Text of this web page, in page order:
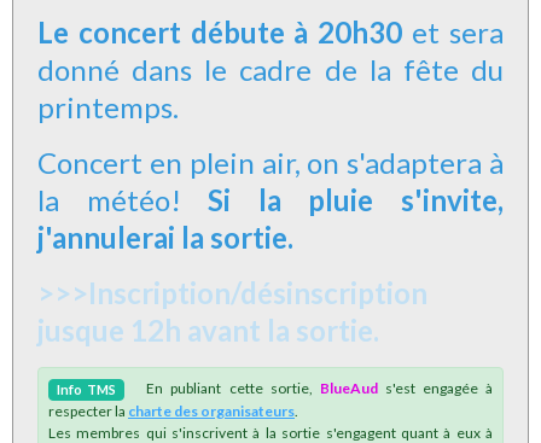
Le concert débute à 20h30 et sera
donné dans le cadre de la fête du
printemps.
Concert en plein air, on s'adaptera à
la météo!Si la pluie s'invite,
j'annulerai la sortie.
>>>Inscription/désinscription
jusque 12h avant la sortie.
Info TMS En publiant cette sortie, BlueAuds'est engagée à
respecter la charte des organisateurs
Les membres qui s'inscrivent à la sortie s'engagent quant à eux à